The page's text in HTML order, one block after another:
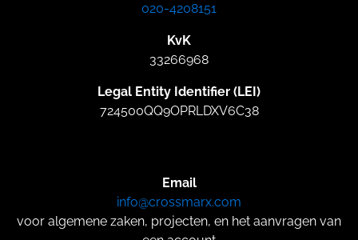
020-4208151
KvK
33266968
Legal Entity Identifier (LEI)
724500QQ9OPRLDXV6C38
Email
info@crossmarx.com
voor algemene zaken, projecten, en het aanvragen van